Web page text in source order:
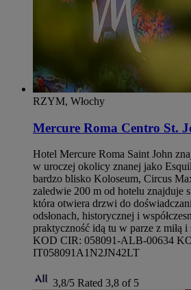
RZYM, Włochy
Mercure Roma Centro St.
Hotel Mercure Roma Saint John
w uroczej okolicy znanej jako
bardzo blisko Koloseum, Circus
zaledwie 200 m od hotelu znajduje
która otwiera drzwi do
odsłonach, historycznej i
praktyczność idą tu w parze z miłą i
KOD CIR: 058091-ALB-00634
IT058091A1N2JN42LT
3,8/5 Rated 3,8 of 5